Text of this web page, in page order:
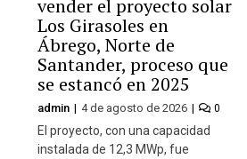
vender el proyecto solar
Los Girasoles en
Ábrego, Norte de
Santander, proceso que
se estancó en 2025
admin 4 de agosto de 2026 0
El proyecto, con una capacidad
instalada de 12,3 MWp, fue